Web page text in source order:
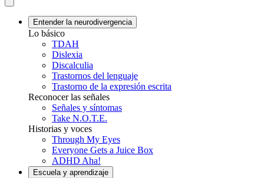
Entender la neurodivergencia
Lo básico
TDAH
Dislexia
Discalculia
Trastornos del lenguaje
Trastorno de la expresión escrita
Reconocer las señales
Señales y síntomas
Take N.O.T.E.
Historias y voces
Through My Eyes
Everyone Gets a Juice Box
ADHD Aha!
Escuela y aprendizaje